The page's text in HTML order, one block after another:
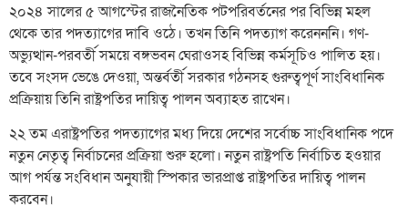
২০২৪ সালের ৫ আগস্টের রাজনৈতিক পটপরিবর্তনের পর বিভিন্ন মহল
থেকে তার পদত্যাগের দাবি ওঠে। তখন তিনি পদত্যাগ করেনননি। গণ-
অভ্যুত্থান-পরবর্তী সময়ে বঙ্গভবন ঘেরাওসহ বিভিন্ন কর্মসূচিও পালিত হয়।
তবে সংসদ ভেঙে দেওয়া, অন্তর্বর্তী সরকার গঠনসহ গুরুত্বপূর্ণ সাংবিধানিক
প্রক্রিয়ায় তিনি রাষ্ট্রপতির দায়িত্ব পালন অব্যাহত রাখেন।
২২ তম এরাষ্ট্রপতির পদত্যাগের মধ্য দিয়ে দেশের সর্বোচ্চ সাংবিধানিক পদে
নতুন নেতৃত্ব নির্বাচনের প্রক্রিয়া শুরু হলো। নতুন রাষ্ট্রপতি নির্বাচিত হওয়ার
আগ পর্যন্ত সংবিধান অনুযায়ী স্পিকার ভারপ্রাপ্ত রাষ্ট্রপতির দায়িত্ব পালন
করবেন।